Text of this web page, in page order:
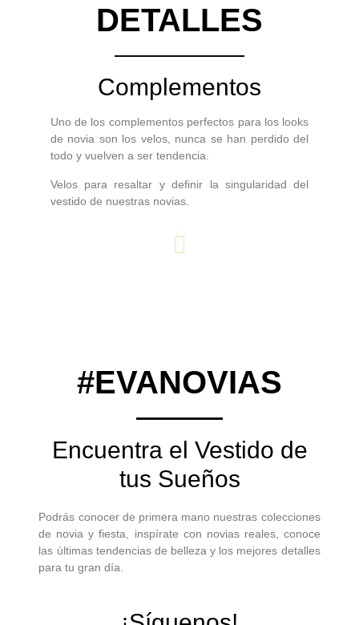
DETALLES
Complementos
Uno de los complementos perfectos para los looks
de novia son los velos, nunca se han perdido del
todo y vuelven a ser tendencia.
Velos para resaltar y definir la singularidad del
vestido de nuestras novias.
#EVANOVIAS
Encuentra el Vestido de
tus Sueños
Podrás conocer de primera mano nuestras colecciones
de novia y fiesta, inspírate con novias reales, conoce
las últimas tendencias de belleza y los mejores detalles
para tu gran día.